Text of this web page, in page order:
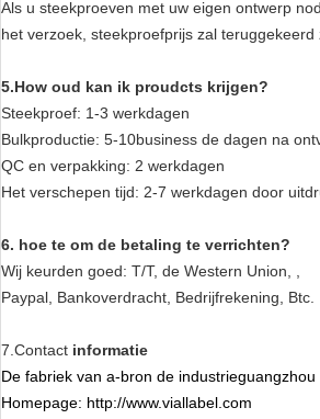
Als u steekproeven met uw eigen ontwerp
het verzoek, steekproefprijs zal
5.How oud kan ik proudcts krijgen?
Steekproef: 1-3 werkdagen
Bulkproductie: 5-10business de dagen na
QC en verpakking: 2 werkdagen
Het verschepen tijd: 2-7 werkdagen door
6. hoe te om de betaling te verrichten?
Wij keurden goed: T/T, de Western Union, ,
Paypal, Bankoverdracht, Bedrijfrekening, Btc.
7.Contact informatie
De fabriek van a-bron de industrieguangzhou
Homepage: http://www.viallabel.com